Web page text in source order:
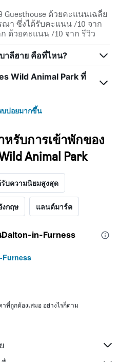
Guesthouse ด้วยคะแนนเฉลี่ย
า ซึ่งได้รับคะแนน /10 จาก
ด้วยคะแนน /10 จาก รีวิว
าลีฮาย คือที่ไหน?
Wild Animal Park ที่
บ่อยมากขึ้น
รับการเข้าพักของ
Animal Park
รับความนิยมสูงสุด
กฤษ แลนด์มาร์ค
in-Furness
Furness
ที่ถูกต้องเสมอ อย่างไรก็ตาม